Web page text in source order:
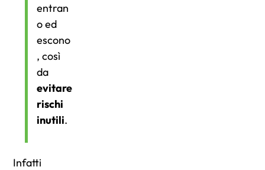
entran
o ed
escono
, così
da
evitare
rischi
inutili.
Infatti